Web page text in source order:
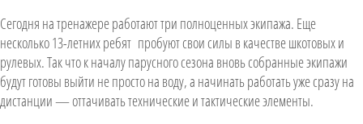
Сегодня на тренажере работают три полноценных экипажа. Еще
несколько 13-летних ребят пробуют свои силы в качестве шкотовых и
рулевых. Так что к началу парусного сезона вновь собранные экипажи
будут готовы выйти не просто на воду, а начинать работать уже сразу на
дистанции — оттачивать технические и тактические элементы.